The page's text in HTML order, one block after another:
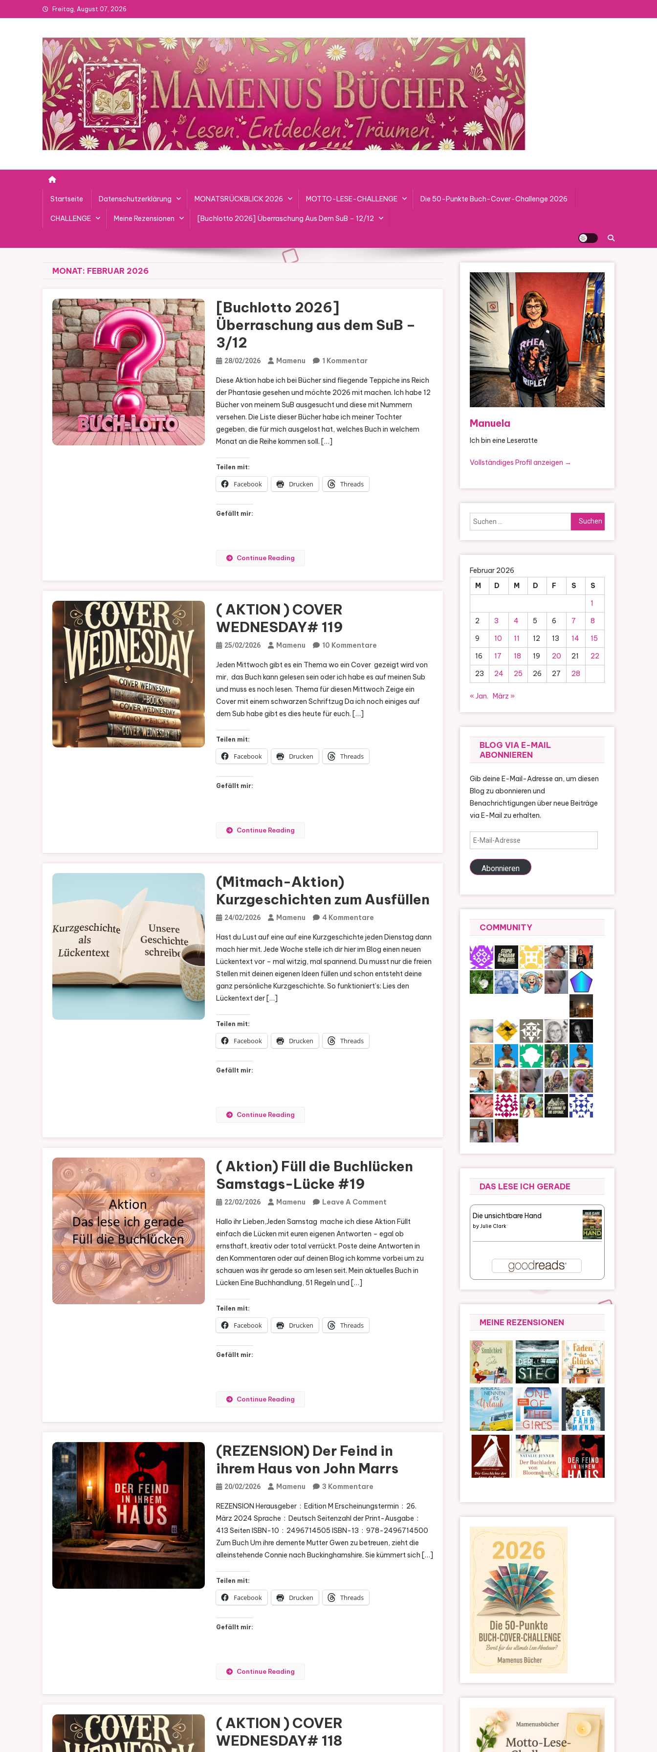
to
Freitag, August 07, 2026
Startseite Datenschutzerklärung MONATSRÜCKBLICK 2026 MOTTO-LESE-CHALLENGE Die 50-Punkte Buch-Cover-Challenge 2026
CHALLENGE Meine Rezensionen [Buchlotto 2026] Überraschung Aus Dem SuB – 12/12
MONAT: FEBRUAR 2026
[Buchlotto 2026]
Überraschung aus dem SuB –
3/12
28/02/2026 Mamenu 1 KommentarZu
2026]
Überraschung
Aus
Dem
SuB
Diese Aktion habe ich bei Bücher sind fliegende Teppiche ins Reich
der Phantasie gesehen und möchte 2026 mit machen. Ich habe 12
Bücher von meinem SuB ausgesucht und diese mit Nummern
versehen. Die Liste dieser Bücher habe ich meiner Tochter
gegeben, die für mich ausgelost hat, welches Buch in welchem
Monat an die Reihe kommen soll. […]
Teilen mit:
Facebook Drucken Threads
Gefällt mir:
Continue Reading
( AKTION ) COVER
WEDNESDAY# 119
25/02/2026 Mamenu 10 KommentareZu
AKTION
)
COVER
WEDNESDAY#
Jeden Mittwoch gibt es ein Thema wo ein Cover gezeigt wird von
mir, das Buch kann gelesen sein oder ich habe es auf meinen Sub
und muss es noch lesen. Thema für diesen Mittwoch Zeige ein
Cover mit einem schwarzen Schriftzug Da ich noch einiges auf
dem Sub habe gibt es dies heute für euch. […]
Teilen mit:
Facebook Drucken Threads
Gefällt mir:
Continue Reading
(Mitmach-Aktion)
Kurzgeschichten zum Ausfüllen
24/02/2026 Mamenu 4 KommentareZu
Aktion)
Kurzgeschichten
Zum
Ausfüllen
Hast du Lust auf eine auf eine Kurzgeschichte jeden Dienstag dann
mach hier mit. Jede Woche stelle ich dir hier im Blog einen neuen
Lückentext vor – mal witzig, mal spannend. Du musst nur die freien
Stellen mit deinen eigenen Ideen füllen und schon entsteht deine
ganz persönliche Kurzgeschichte. So funktioniert’s: Lies den
Lückentext der […]
Teilen mit:
Facebook Drucken Threads
Gefällt mir:
Continue Reading
( Aktion) Füll die Buchlücken
Samstags-Lücke #19
22/02/2026 Mamenu Leave A CommentOn
Aktion)
Füll
Die
Buchlücken
Samstags-
Hallo ihr Lieben,Jeden Samstag mache ich diese Aktion Füllt
einfach die Lücken mit euren eigenen Antworten – egal ob
ernsthaft, kreativ oder total verrückt. Poste deine Antworten in
den Kommentaren oder auf deinen Blog ich komme vorbei um zu
schauen was ihr gerade so am lesen seit. Mein aktuelles Buch in
Lücken Eine Buchhandlung, 51 Regeln und […]
Teilen mit:
Facebook Drucken Threads
Gefällt mir:
Continue Reading
(REZENSION) Der Feind in
ihrem Haus von John Marrs
20/02/2026 Mamenu 3 KommentareZu
Der
Feind
In
Ihrem
Haus
REZENSION Herausgeber ‏ : ‎ Edition M Erscheinungstermin ‏ : ‎ 26.
März 2024 Sprache ‏ : ‎ Deutsch Seitenzahl der Print-Ausgabe ‏ : ‎
413 Seiten ISBN-10 ‏ : ‎ 2496714505 ISBN-13 ‏ : ‎ 978-2496714500
Zum Buch Um ihre demente Mutter Gwen zu betreuen, zieht die
alleinstehende Connie nach Buckinghamshire. Sie kümmert sich […]
Teilen mit:
Facebook Drucken Threads
Gefällt mir:
Continue Reading
( AKTION ) COVER
WEDNESDAY# 118
Manuela
Ich bin eine Leseratte
Vollständiges Profil anzeigen →
Suchen
nach:
Februar 2026
M
D M D F S
S
1
2
3 4 5 6 7
8
9
10 11 12 13 14
15
16
17 18 19 20 21
22
23
24 25 26 27 28
« Jan. März »
BLOG VIA E-MAIL
ABONNIEREN
Gib deine E-Mail-Adresse an, um diesen
Blog zu abonnieren und
Benachrichtigungen über neue Beiträge
via E-Mail zu erhalten.
E-
Mail-
Adresse
Abonnieren
COMMUNITY
DAS LESE ICH GERADE
Die unsichtbare Hand
byJulie Clark
MEINE REZENSIONEN